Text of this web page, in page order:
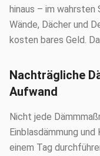
hinaus – im wahrsten
Wände, Dächer und
kosten bares Geld.
Nachträgliche
Aufwand
Nicht jede
Einblasdämmung
einem Tag